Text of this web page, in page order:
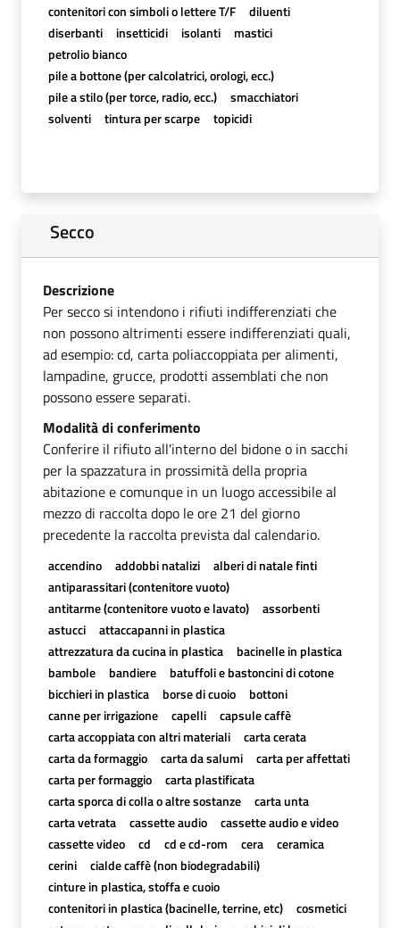
contenitori con simboli o lettere T/F
diluenti
diserbanti
insetticidi isolanti
mastici
petrolio bianco
pile a bottone (per calcolatrici, orologi, ecc.)
pile a stilo (per torce, radio, ecc.)
smacchiatori
solventi
tintura per scarpe topicidi
Secco
Descrizione
Per secco si intendono i rifiuti indifferenziati che
non possono altrimenti essere indifferenziati quali,
ad esempio: cd, carta poliaccoppiata per alimenti,
lampadine, grucce, prodotti assemblati che non
possono essere separati.
Modalità di conferimento
Conferire il rifiuto all'interno del bidone o in sacchi
per la spazzatura in prossimità della propria
abitazione e comunque in un luogo accessibile al
mezzo di raccolta dopo le ore 21 del giorno
precedente la raccolta prevista dal calendario.
accendino addobbi natalizi
alberi di natale finti
antiparassitari (contenitore vuoto)
antitarme (contenitore vuoto e lavato)
assorbenti
astucci
attaccapanni in plastica
attrezzatura da cucina in plastica
bacinelle in plastica
bambole
bandiere
batuffoli e bastoncini di cotone
bicchieri in plastica
borse di cuoio
bottoni
canne per irrigazione
capelli
capsule caffè
carta accoppiata con altri materiali
carta cerata
carta da formaggio
carta da salumi
carta per affettati
carta per formaggio
carta plastificata
carta sporca di colla o altre sostanze
carta unta
carta vetrata
cassette audio
cassette audio e video
cassette video
cd cd e cd-rom cera
ceramica
cerini
cialde caffè (non biodegradabili)
cinture in plastica, stoffa e cuoio
contenitori in plastica (bacinelle, terrine, etc)
cosmetici